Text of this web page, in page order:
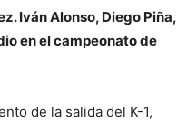
Iván Alonso, Diego Piña,
en el campeonato de
de la salida del K-1,